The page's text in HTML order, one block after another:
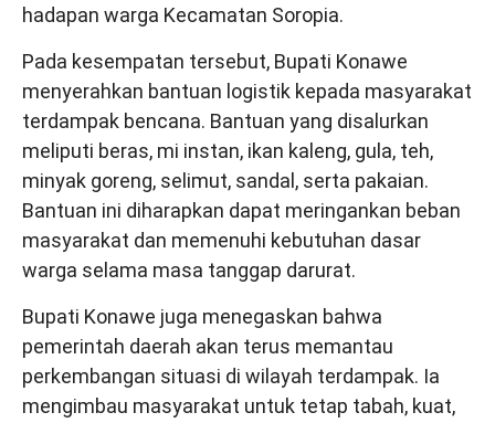
hadapan warga Kecamatan Soropia.
Pada kesempatan tersebut, Bupati Konawe
menyerahkan bantuan logistik kepada masyarakat
terdampak bencana. Bantuan yang disalurkan
meliputi beras, mi instan, ikan kaleng, gula, teh,
minyak goreng, selimut, sandal, serta pakaian.
Bantuan ini diharapkan dapat meringankan beban
masyarakat dan memenuhi kebutuhan dasar
warga selama masa tanggap darurat.
Bupati Konawe juga menegaskan bahwa
pemerintah daerah akan terus memantau
perkembangan situasi di wilayah terdampak. Ia
mengimbau masyarakat untuk tetap tabah, kuat,